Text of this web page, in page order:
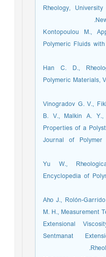
Rheology,
16. Kontopoulou M.,
Polymeric Fluids
17. Han C. D.,
Polymeric Materials,
18. Vinogradov G. V.,
B. V., Malkin A.
Properties of a
Journal of
19. Yu W.,
Encyclopedia of
20. Aho J., Rolón-
M. H., Measurement
Extensional
Sentmanat